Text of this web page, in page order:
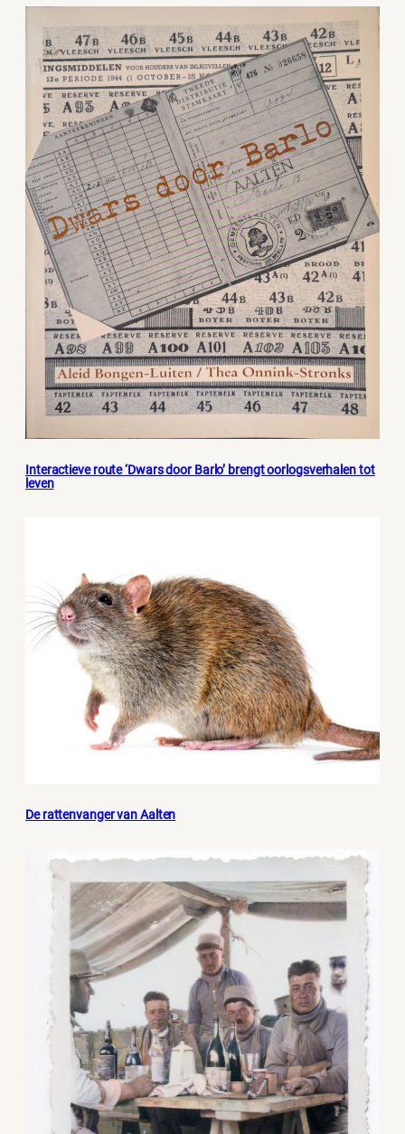
Interactieve route ‘Dwars door Barlo’ brengt oorlogsverhalen tot
leven
De rattenvanger van Aalten